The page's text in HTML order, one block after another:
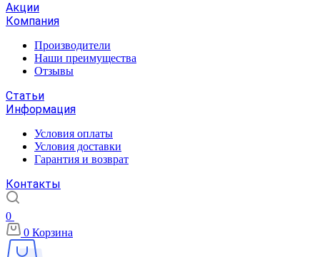
Акции
Компания
Производители
Наши преимущества
Отзывы
Статьи
Информация
Условия оплаты
Условия доставки
Гарантия и возврат
Контакты
0
0 Корзина